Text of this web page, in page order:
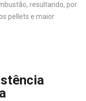
resultando, por
pellets e maior